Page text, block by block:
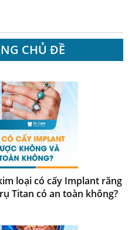
CHỦ ĐỀ
loại có cấy Implant răng
Titan có an toàn không?